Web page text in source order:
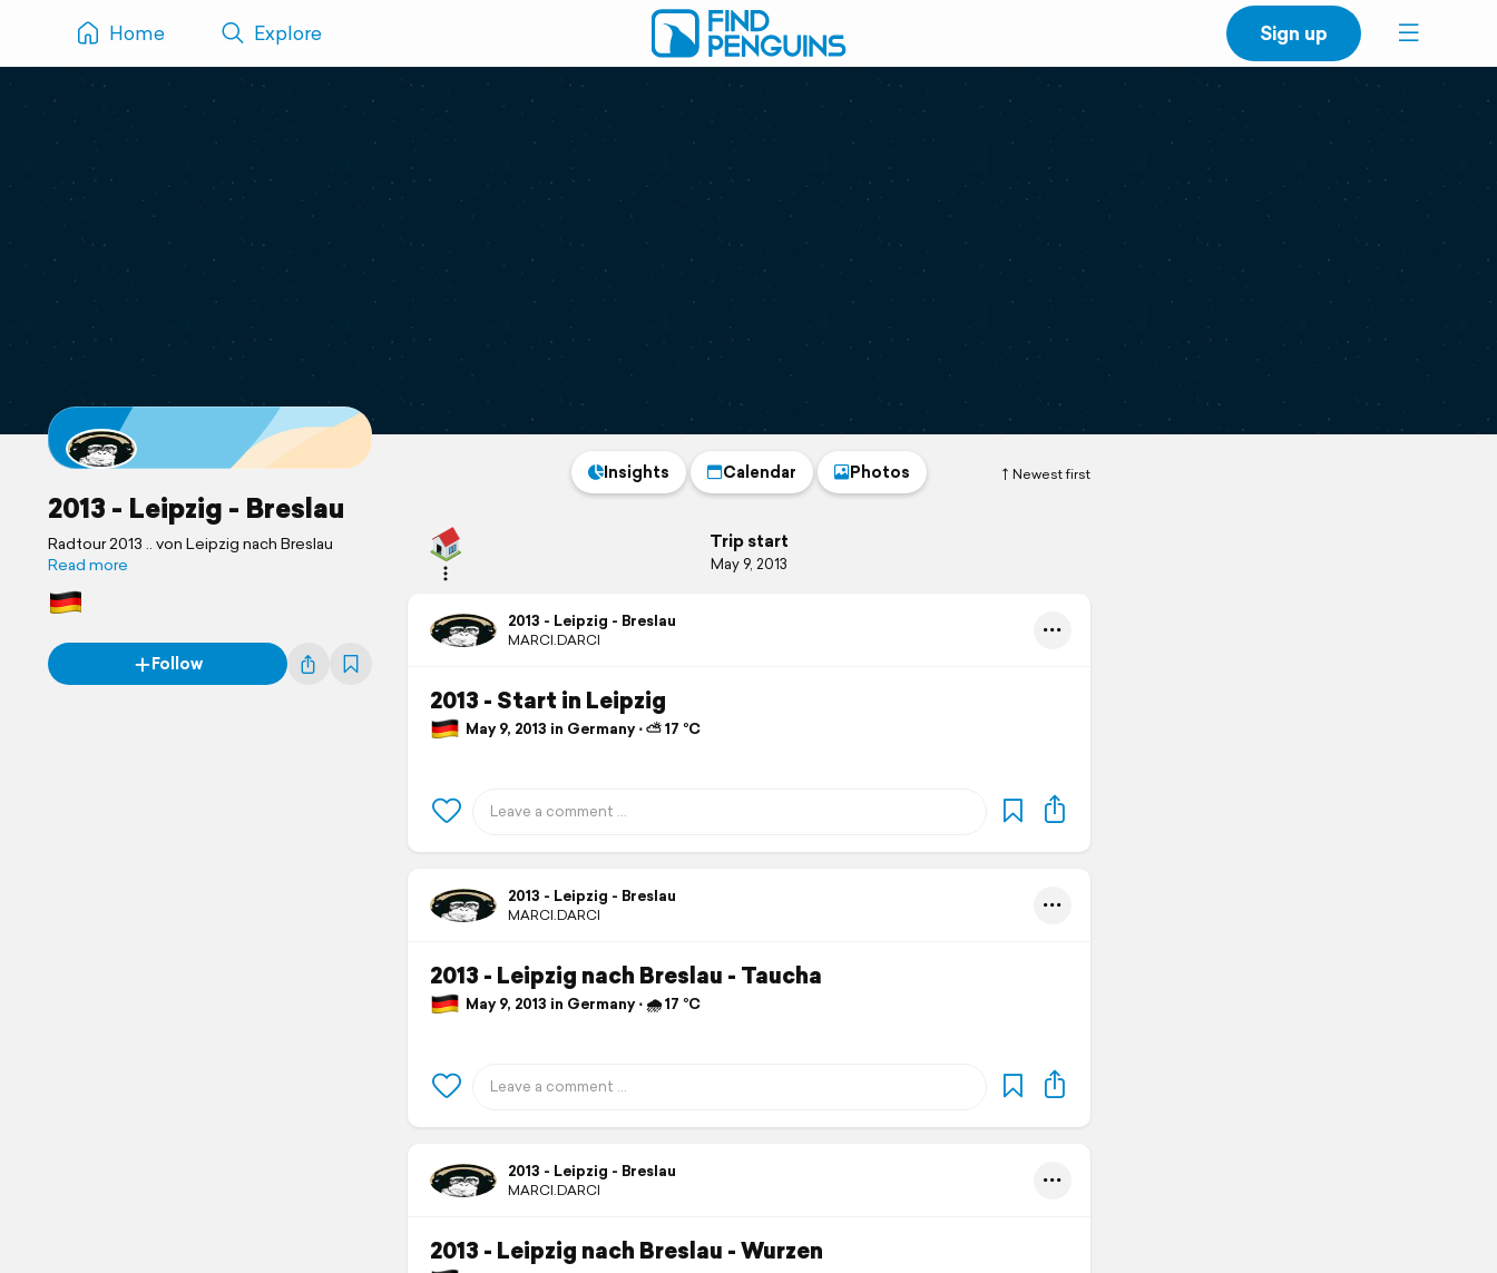
Home Explore Sign up
2013 - Leipzig - Breslau
Radtour 2013 .. von Leipzig nach Breslau
Read more
Follow
Newest first
Insights Calendar Photos
Trip start
May 9, 2013
2013 - Leipzig - Breslau
MARCI.DARCI
2013 - Start in Leipzig
May 9, 2013 in Germany ⋅ ⛅ 17 °C
2013 - Leipzig - Breslau
MARCI.DARCI
2013 - Leipzig nach Breslau - Taucha
May 9, 2013 in Germany ⋅ 🌧 17 °C
2013 - Leipzig - Breslau
MARCI.DARCI
2013 - Leipzig nach Breslau - Wurzen